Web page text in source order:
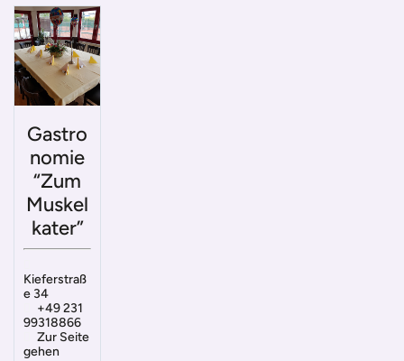
Gastro
nomie
“Zum
Muskel
kater”
Kieferstraß
e 34
+49 231
99318866
Zur Seite
gehen